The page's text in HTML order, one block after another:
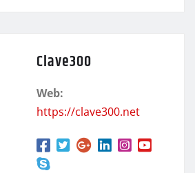
Clave300
Web:
https://clave300.net